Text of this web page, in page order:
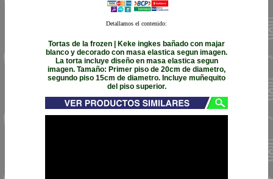
Detallamos el contenido:
Tortas de la frozen | Keke ingkes bañado con majar
blanco y decorado con masa elastica segun imagen.
La torta incluye diseño en masa elastica segun
imagen. Tamaño: Primer piso de 20cm de diametro,
segundo piso 15cm de diametro. Incluye muñequito
del piso superior.